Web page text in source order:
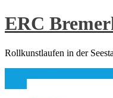
Skip
to
ERC
Rollkunstlaufen in der